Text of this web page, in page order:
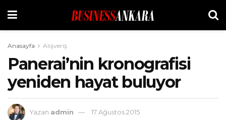
Anasayfa Alışveriş
Panerai’nin kronografisi
yeniden hayat buluyor
Yazan admin
17 Ağustos 2015